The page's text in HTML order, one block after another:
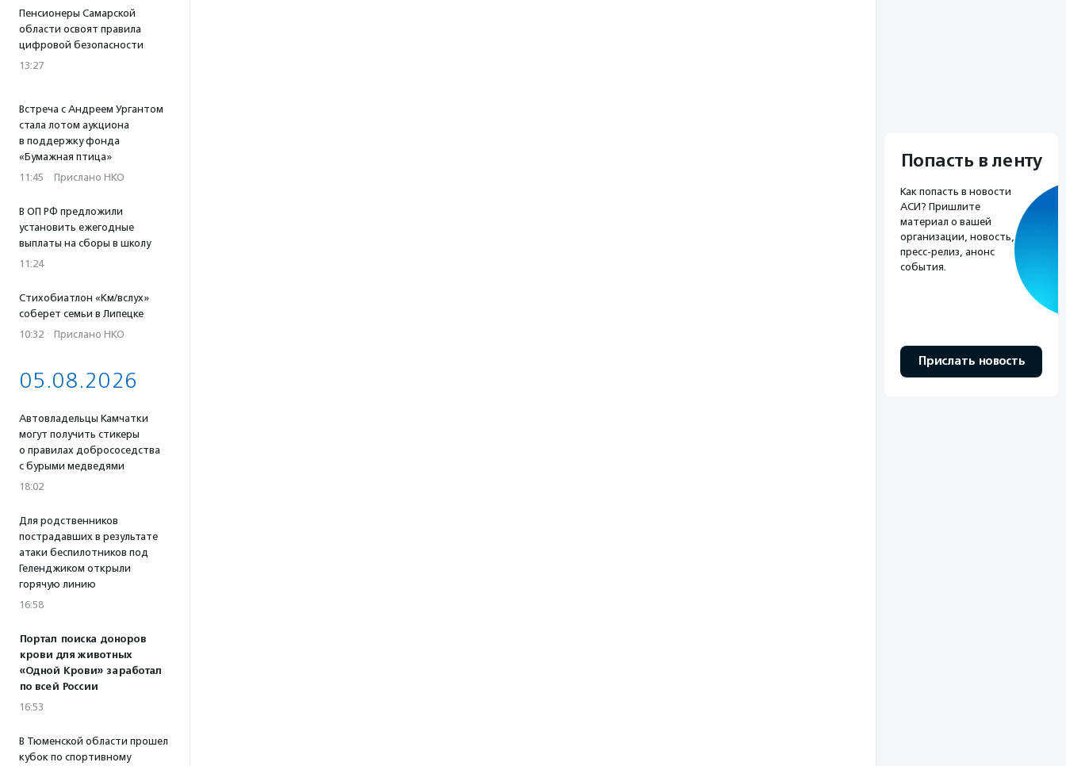
Пенсионеры Самарской
области освоят правила
цифровой безопасности
13:27
Встреча с Андреем Ургантом
стала лотом аукциона
в поддержку фонда
«Бумажная птица»
11:45 · Прислано НКО
В ОП РФ предложили
установить ежегодные
выплаты на сборы в школу
11:24
Стихобиатлон «Км/вслух»
соберет семьи в Липецке
10:32 · Прислано НКО
05.08.2026
Автовладельцы Камчатки
могут получить стикеры
о правилах добрососедства
с бурыми медведями
18:02
Для родственников
пострадавших в результате
атаки беспилотников под
Геленджиком открыли
горячую линию
16:58
Портал поиска доноров
крови для животных
«Одной Крови» заработал
по всей России
16:53
В Тюменской области прошел
кубок по спортивному
Попасть в ленту
Как попасть в новости
АСИ? Пришлите
материал о вашей
организации, новость,
пресс-релиз, анонс
события.
Прислать новость